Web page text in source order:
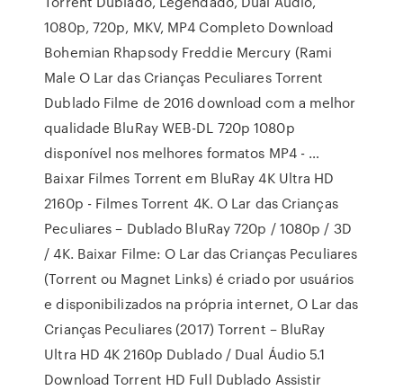
1080p, 720p, MKV, MP4 Completo Download
Bohemian Rhapsody Freddie Mercury (Rami
Male O Lar das Crianças Peculiares Torrent
Dublado Filme de 2016 download com a melhor
qualidade BluRay WEB-DL 720p 1080p
disponível nos melhores formatos MP4 - …
Baixar Filmes Torrent em BluRay 4K Ultra HD
2160p - Filmes Torrent 4K. O Lar das Crianças
Peculiares – Dublado BluRay 720p / 1080p / 3D
/ 4K. Baixar Filme: O Lar das Crianças Peculiares
(Torrent ou Magnet Links) é criado por usuários
e disponibilizados na própria internet, O Lar das
Crianças Peculiares (2017) Torrent – BluRay
Ultra HD 4K 2160p Dublado / Dual Áudio 5.1
Download Torrent HD Full Dublado Assistir